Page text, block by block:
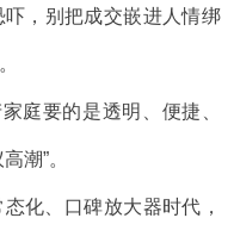
，别把成交嵌进人情绑
庭要的是透明、便捷、
潮”。
化、口碑放大器时代，